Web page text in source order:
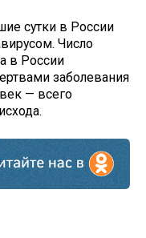
сутки в России
Число
в России
заболевания
— всего